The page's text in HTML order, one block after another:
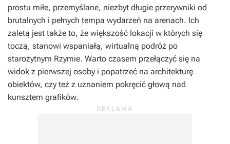
prostu miłe, przemyślane, niezbyt długie przerywniki od
brutalnych i pełnych tempa wydarzeń na arenach. Ich
zaletą jest także to, że większość lokacji w których się
toczą, stanowi wspaniałą, wirtualną podróż po
starożytnym Rzymie. Warto czasem przełączyć się na
widok z pierwszej osoby i popatrzeć na architekturę
obiektów, czy też z uznaniem pokręcić głową nad
kunsztem grafików.